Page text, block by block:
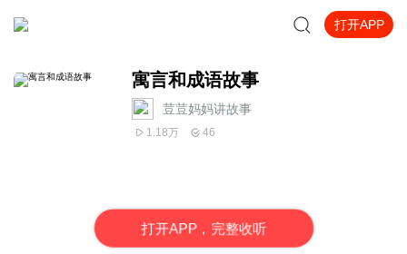
打开APP
寓言和成语故事
荳荳妈妈讲故事
1.18万 46
打开APP，完整收听